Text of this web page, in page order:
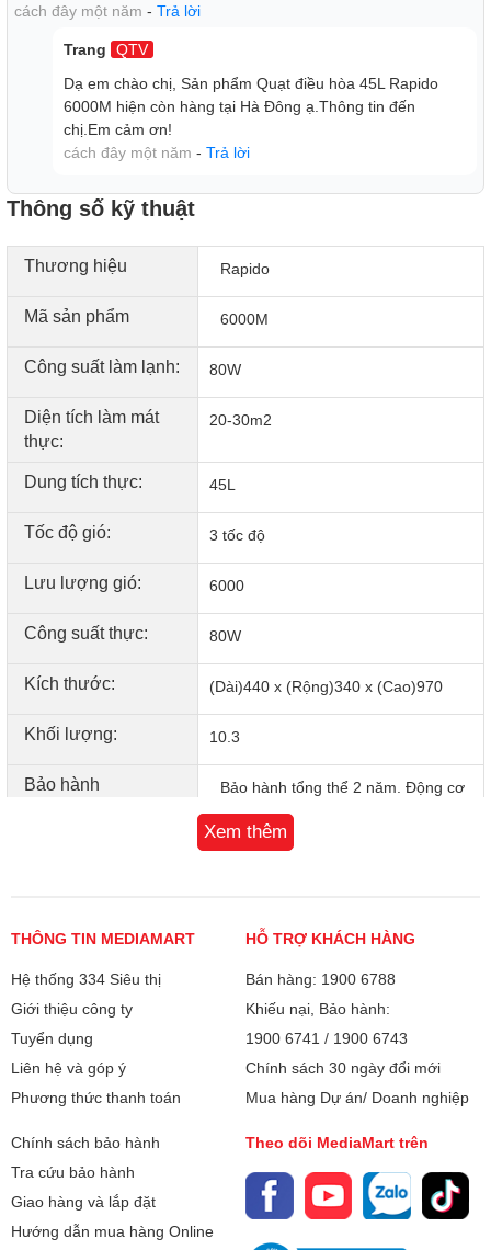
- Nên châm nước trước khi ghim dây điện vào nguồn điện.
Nếu đang dùng quạt, nên tắt quạt và rút dây điện nguồn
- Rút dây nguồn khi không sử dụng quạt giúp tiết kiệm điện
Quạt điều hòa Rapido 6000D đẹp mắt, làm mát hiệu quả,
nóng.
cách đây một năm - Trả lời
Trang
QTV
Dạ em chào chị, Sản phẩm Quạt điều hòa 45L Rapido
6000M hiện còn hàng tại Hà Đông ạ.Thông tin đến
chị.Em cảm ơn!
cách đây một năm - Trả lời
Thông số kỹ thuật
Thương hiệu Rapido
Mã sản phẩm 6000M
Công suất làm lạnh: 80W
Diện tích làm mát
thực:
20-30m2
Dung tích thực: 45L
Tốc độ gió: 3 tốc độ
Lưu lượng gió: 6000
Công suất thực: 80W
Kích thước: (Dài)440 x (Rộng)340 x (Cao)970
Khối lượng: 10.3
Bảo hành
Bảo hành tổng thể 2 năm. Động cơ
quạt bảo hành 5 năm. Trong 1 năm
nếu lỗi động cơ chính sẽ đổi quạt mới.
Xem thêm
THÔNG TIN MEDIAMART
Hệ thống 334 Siêu thị
Giới thiệu công ty
Tuyển dụng
Liên hệ và góp ý
Phương thức thanh toán
HỖ TRỢ KHÁCH HÀNG
Bán hàng: 1900 6788
Khiếu nại, Bảo hành:
1900 6741 / 1900 6743
Chính sách 30 ngày đổi mới
Mua hàng Dự án/ Doanh nghiệp
Chính sách bảo hành
Tra cứu bảo hành
Giao hàng và lắp đặt
Hướng dẫn mua hàng Online
Theo dõi MediaMart trên